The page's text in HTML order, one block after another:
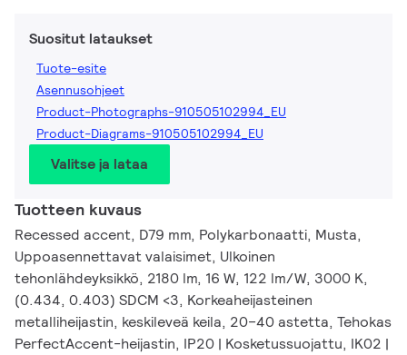
Suositut lataukset
Tuote-esite
Asennusohjeet
Product-Photographs-910505102994_EU
Product-Diagrams-910505102994_EU
Valitse ja lataa
Tuotteen kuvaus
Recessed accent, D79 mm, Polykarbonaatti, Musta,
Uppoasennettavat valaisimet, Ulkoinen
tehonlähdeyksikkö, 2180 lm, 16 W, 122 lm/W, 3000 K,
(0.434, 0.403) SDCM <3, Korkeaheijasteinen
metalliheijastin, keskileveä keila, 20–40 astetta, Tehokas
PerfectAccent-heijastin, IP20 | Kosketussuojattu, IK02 |